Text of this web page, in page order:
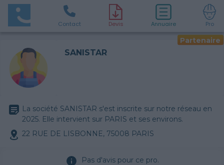
Contact Devis Annuaire Pro
Partenaire
SANISTAR
La société SANISTAR s'est inscrite sur notre réseau en
2025. Elle intervient sur PARIS et ses environs.
22 RUE DE LISBONNE, 75008 PARIS
Pas d'avis pour ce pro.